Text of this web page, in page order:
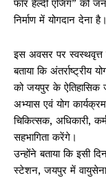
फॉर हेल्दी एजिंग” को
निर्माण में योगदान देना है।
इस अवसर पर स्वस्थवृत्त
बताया कि
को जयपुर के ऐतिहासिक
अभ्यास एवं योग
चिकित्सक, अधिकारी,
सहभागिता करेंगे।
उन्होंने बताया कि इसी
स्टेशन, जयपुर में वायुसेना